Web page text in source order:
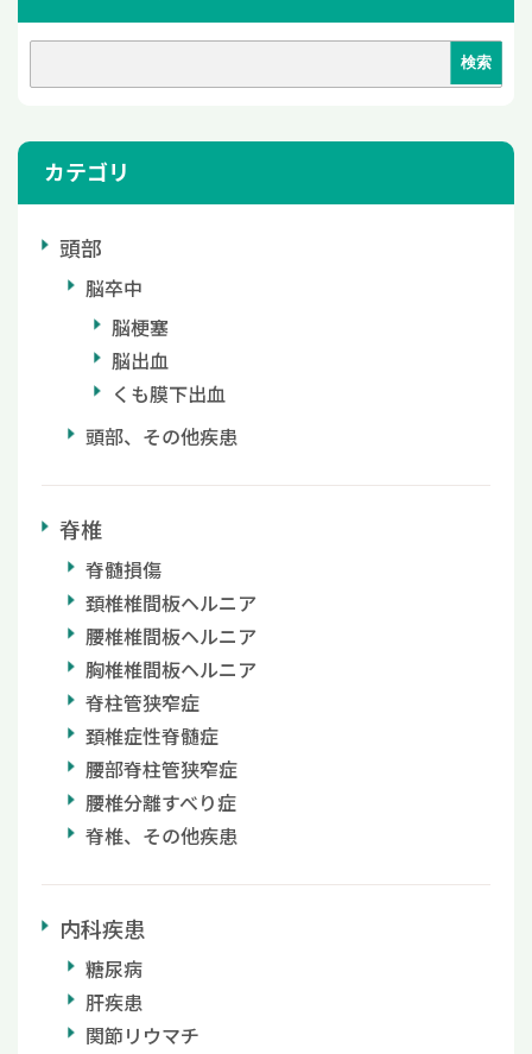
カテゴリ
頭部
脳卒中
脳梗塞
脳出血
くも膜下出血
頭部、その他疾患
脊椎
脊髄損傷
頚椎椎間板ヘルニア
腰椎椎間板ヘルニア
胸椎椎間板ヘルニア
脊柱管狭窄症
頚椎症性脊髄症
腰部脊柱管狭窄症
腰椎分離すべり症
脊椎、その他疾患
内科疾患
糖尿病
肝疾患
関節リウマチ